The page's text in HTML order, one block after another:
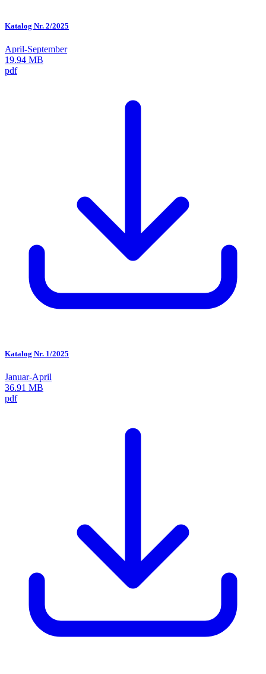
Katalog Nr. 2/2025
April-September
19.94 MB
pdf
Katalog Nr. 1/2025
Januar-April
36.91 MB
pdf